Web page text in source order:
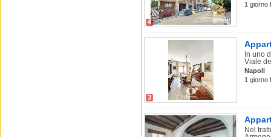
4
1 giorno
3
In uno
Viale
Napoli
1 giorno
Nel